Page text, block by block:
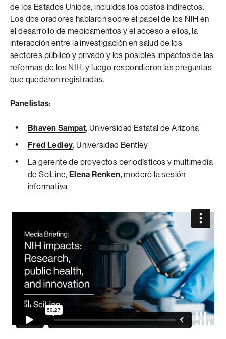
de los Estados Unidos, incluidos los costos indirectos.
Los dos oradores hablaron sobre el papel de los NIH en
el desarrollo de medicamentos y el acceso a ellos, la
interacción entre la investigación en salud de los
sectores público y privado y los posibles impactos de las
reformas de los NIH, y luego respondieron las preguntas
que quedaron registradas.
Panelistas:
Bhaven Sampat, Universidad Estatal de Arizona
Fred Ledley, Universidad Bentley
La gerente de proyectos periodísticos y multimedia
de SciLine, Elena Renken,moderó la sesión
informativa